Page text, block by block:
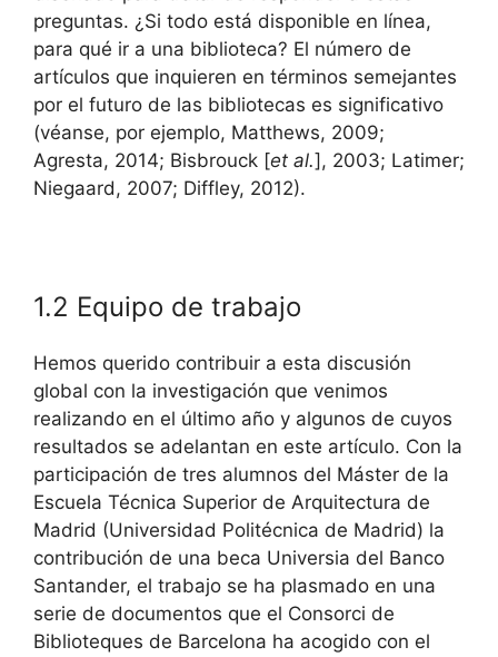
preguntas. ¿Si todo está disponible en línea,
para qué ir a una biblioteca? El número de
artículos que inquieren en términos semejantes
por el futuro de las bibliotecas es significativo
(véanse, por ejemplo, Matthews, 2009;
Agresta, 2014; Bisbrouck [et al.], 2003; Latimer;
Niegaard, 2007; Diffley, 2012).
1.2 Equipo de trabajo
Hemos querido contribuir a esta discusión
global con la investigación que venimos
realizando en el último año y algunos de cuyos
resultados se adelantan en este artículo. Con la
participación de tres alumnos del Máster de la
Escuela Técnica Superior de Arquitectura de
Madrid (Universidad Politécnica de Madrid) la
contribución de una beca Universia del Banco
Santander, el trabajo se ha plasmado en una
serie de documentos que el Consorci de
Biblioteques de Barcelona ha acogido con el